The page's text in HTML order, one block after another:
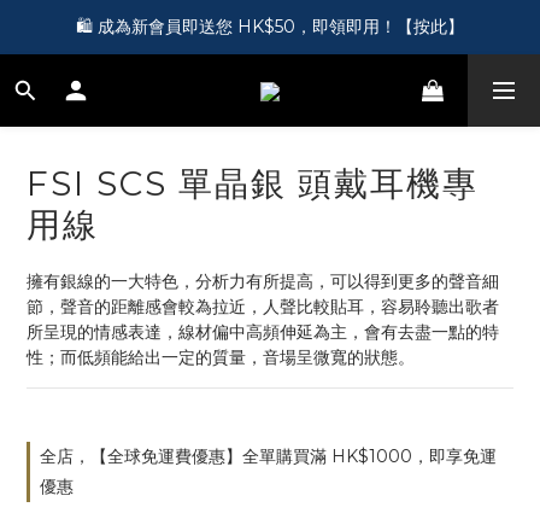
🎵 第一次接觸訂製耳機？歡迎到 Showroom 免費體驗【按此】
🛍️ 成為新會員即送您 HK$50，即領即用！【按此】
🎵 第一次接觸訂製耳機？歡迎到 Showroom 免費體驗【按此】
FSI SCS 單晶銀 頭戴耳機專
用線
擁有銀線的一大特色，分析力有所提高，可以得到更多的聲音細
節，聲音的距離感會較為拉近，人聲比較貼耳，容易聆聽出歌者
所呈現的情感表達，線材偏中高頻伸延為主，會有去盡一點的特
性；而低頻能給出一定的質量，音場呈微寬的狀態。
全店，【全球免運費優惠】全單購買滿 HK$1000，即享免運
優惠